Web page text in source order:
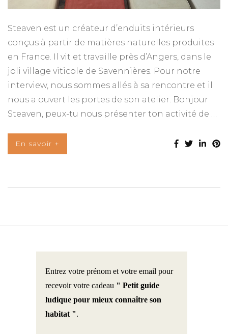
Steaven est un créateur d’enduits intérieurs
conçus à partir de matières naturelles produites
en France. Il vit et travaille près d’Angers, dans le
joli village viticole de Savennières. Pour notre
interview, nous sommes allés à sa rencontre et il
nous a ouvert les portes de son atelier. Bonjour
Steaven, peux-tu nous présenter ton activité de …
En savoir +
Entrez votre prénom et votre email pour
recevoir votre cadeau " Petit guide
ludique pour mieux connaître son
habitat ".